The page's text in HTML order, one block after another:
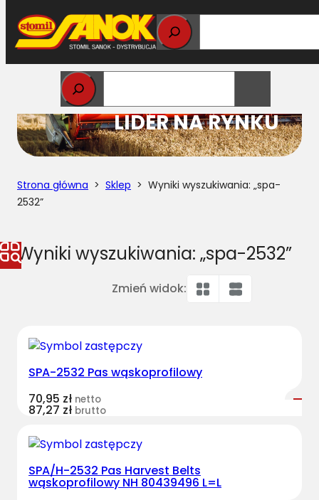
Przejdź
do
treści
STOMIL
LIDER NA RYNKU
Strona główna > Sklep > Wyniki wyszukiwania: „spa-
2532”
Wyniki wyszukiwania: „spa-2532”
Zmień widok:
SPA-2532 Pas wąskoprofilowy
70,95 zł netto
87,27 zł brutto
SPA/H-2532 Pas Harvest Belts
wąskoprofilowy NH 80439496 L=L